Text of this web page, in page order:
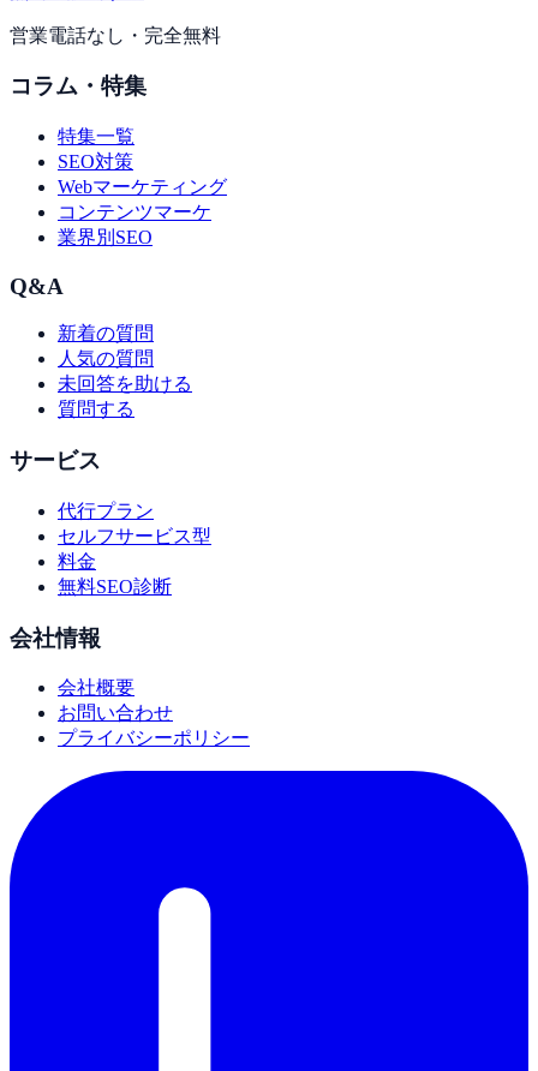
営業電話なし・完全無料
コラム・特集
特集一覧
SEO対策
Webマーケティング
コンテンツマーケ
業界別SEO
Q&A
新着の質問
人気の質問
未回答を助ける
質問する
サービス
代行プラン
セルフサービス型
料金
無料SEO診断
会社情報
会社概要
お問い合わせ
プライバシーポリシー